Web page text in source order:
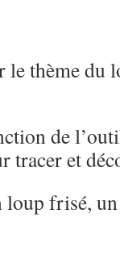
le thème du
de
tracer et
frisé,